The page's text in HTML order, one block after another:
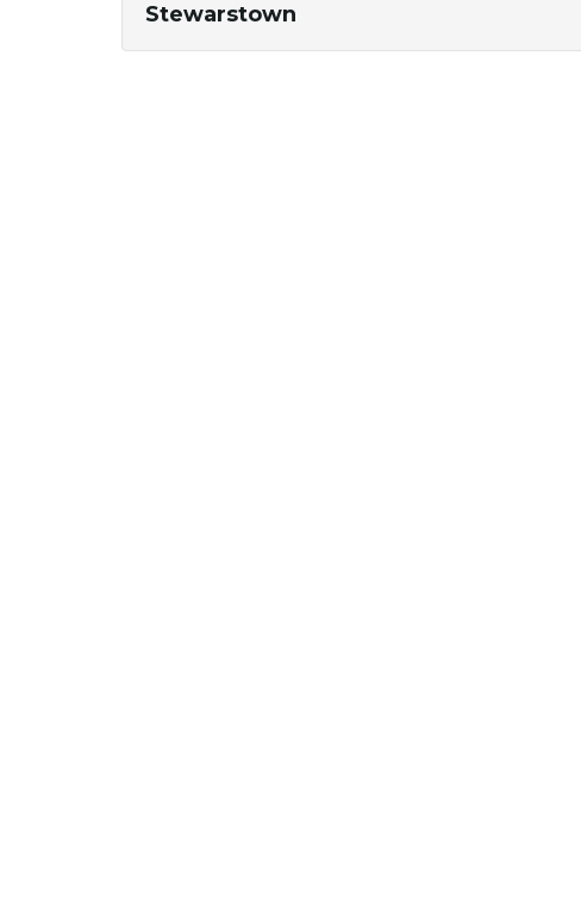
Stewarstown